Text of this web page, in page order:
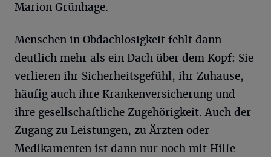
Marion Grünhage.
Menschen in Obdachlosigkeit fehlt dann
deutlich mehr als ein Dach über dem Kopf: Sie
verlieren ihr Sicherheitsgefühl, ihr Zuhause,
häufig auch ihre Krankenversicherung und
ihre gesellschaftliche Zugehörigkeit. Auch der
Zugang zu Leistungen, zu Ärzten oder
Medikamenten ist dann nur noch mit Hilfe